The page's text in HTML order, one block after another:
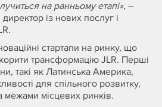
на ранньому етапі», –
із нових послуг і
стартапи на ринку, що
трансформацію JLR. Перші
такі як Латинська Америка,
для спільного розвитку,
межами місцевих ринків.